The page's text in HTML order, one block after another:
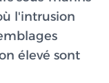
l'intrusion
élevé sont